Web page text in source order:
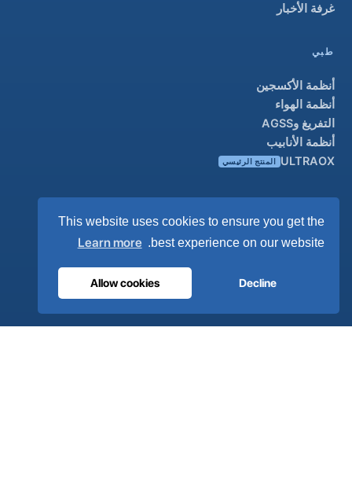
This website uses cookies to ensure you get the
best experience on our website.
Learn more
Decline
Allow cookies
غرفة الأخبار
طبي
أنظمة الأكسجين
أنظمة الهواء
التفريغ وAGSS
أنظمة الأنابيب
ULTRAOX
المنتج الرئيسي
نظرة عامة
العلامات التجارية الشريكة